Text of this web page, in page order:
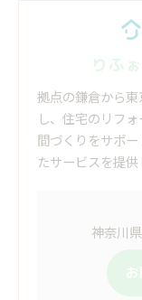
りふ
拠点の鎌倉から
し、住宅のリフ
間づくりをサポ
たサービスを提供
神奈川